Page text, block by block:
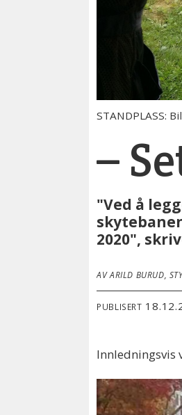
STANDPLASS:
–
"Ved å
2020",
AV ARILD BURUD,
PUBLISERT
Innledningsvis